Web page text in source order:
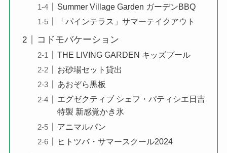
Summer Village Garden ガーデンBBQ
「パインテラス」サマーテイクアウト
コドモバケーション
THE LIVING GARDEN キッズプール
お砂場セット貸出
あおぞら黒板
エグゼクティブ シェフ・パティシエ日吉
特製 新感覚かき氷
アニマルパン
ヒトツバ・サマースクール2024